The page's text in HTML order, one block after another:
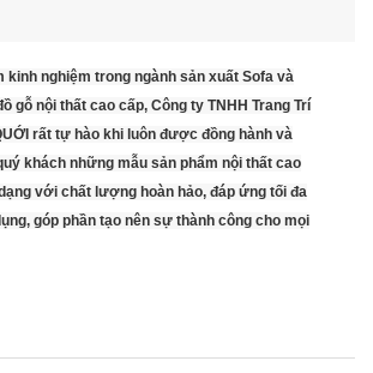
kinh nghiệm trong ngành sản xuất Sofa và
gỗ nội thất cao cấp, Công ty TNHH Trang Trí
rất tự hào khi luôn được đồng hành và
khách những mẫu sản phẩm nội thất cao
với chất lượng hoàn hảo, đáp ứng tối đa
góp phần tạo nên sự thành công cho mọi